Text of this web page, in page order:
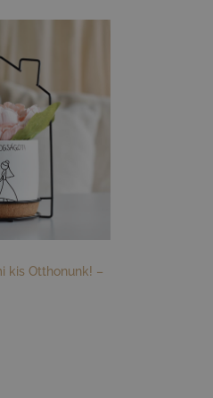
kis Otthonunk! –